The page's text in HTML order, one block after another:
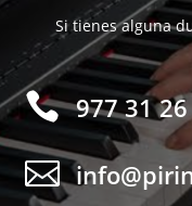
Si tienes alguna
 977 31
